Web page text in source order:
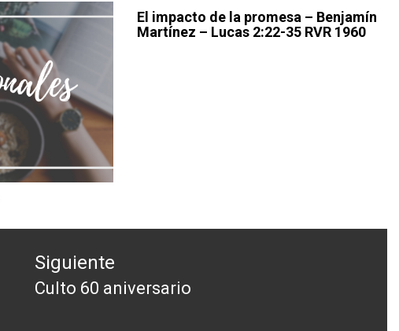
El impacto de la promesa – Benjamín
Martínez – Lucas 2:22-35 RVR 1960
Siguiente
Entrada
Culto 60 aniversario